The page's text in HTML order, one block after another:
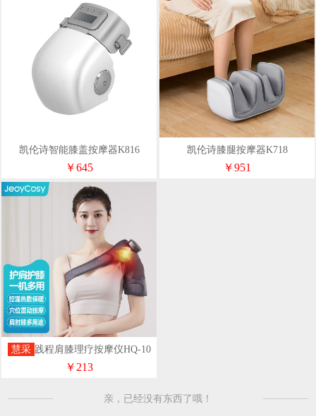
凯伦诗智能膝盖按摩器K816
￥645
凯伦诗膝腿按摩器K718
￥951
慧采 践程肩膝理疗按摩仪HQ-10
￥213
亲，已经没有东西了哦！